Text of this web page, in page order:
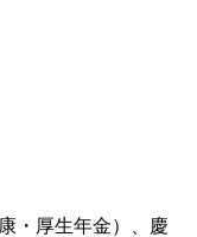
・厚生年金）、慶